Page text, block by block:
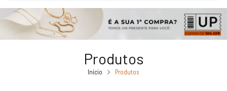
Produtos
Início Produtos